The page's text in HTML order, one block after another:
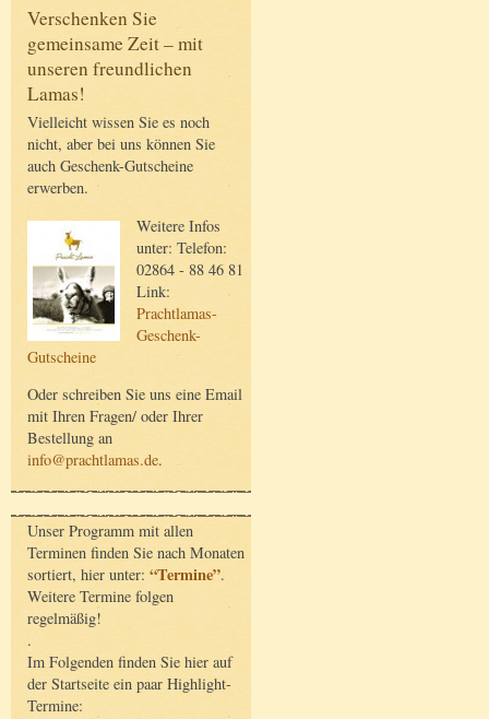
Verschenken Sie
gemeinsame Zeit – mit
unseren freundlichen
Lamas!
Vielleicht wissen Sie es noch
nicht, aber bei uns können Sie
auch Geschenk-Gutscheine
erwerben.
Weitere Infos
unter: Telefon:
02864 - 88 46 81
Link:
Prachtlamas-
Geschenk-
Gutscheine
Oder schreiben Sie uns eine Email
mit Ihren Fragen/ oder Ihrer
Bestellung an
info@prachtlamas.de.
Unser Programm mit allen
Terminen finden Sie nach Monaten
sortiert, hier unter: “Termine”.
Weitere Termine folgen
regelmäßig!
.
Im Folgenden finden Sie hier auf
der Startseite ein paar Highlight-
Termine: